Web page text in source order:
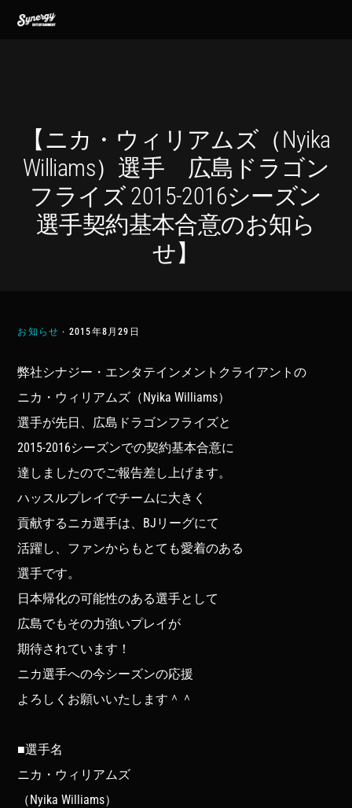
【ニカ・ウィリアムズ（Nyika
Williams）選手 広島ドラゴン
フライズ 2015-2016シーズン
選手契約基本合意のお知ら
せ】
お知らせ · 2015年8月29日
弊社シナジー・エンタテインメントクライアントの
ニカ・ウィリアムズ（Nyika Williams）
選手が先日、広島ドラゴンフライズと
2015-2016シーズンでの契約基本合意に
達しましたのでご報告差し上げます。
ハッスルプレイでチームに大きく
貢献するニカ選手は、BJリーグにて
活躍し、ファンからもとても愛着のある
選手です。
日本帰化の可能性のある選手として
広島でもその力強いプレイが
期待されています！
ニカ選手への今シーズンの応援
よろしくお願いいたします＾＾
■選手名
ニカ・ウィリアムズ
（Nyika Williams）